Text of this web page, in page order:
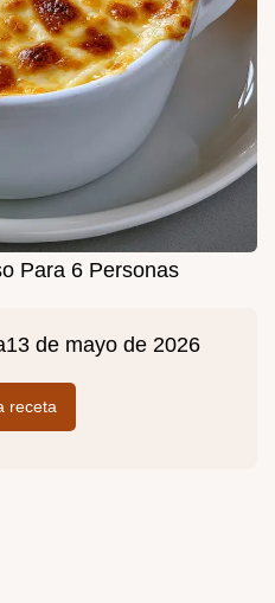
Para 6 Personas
13 de mayo de 2026
receta